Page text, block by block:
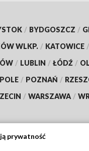
/ BYDGOSZCZ /
WLKP. / KATOWICE /
/ LUBLIN / ŁÓDŹ /
/ POZNAŃ /
/ WARSZAWA /
prywatność